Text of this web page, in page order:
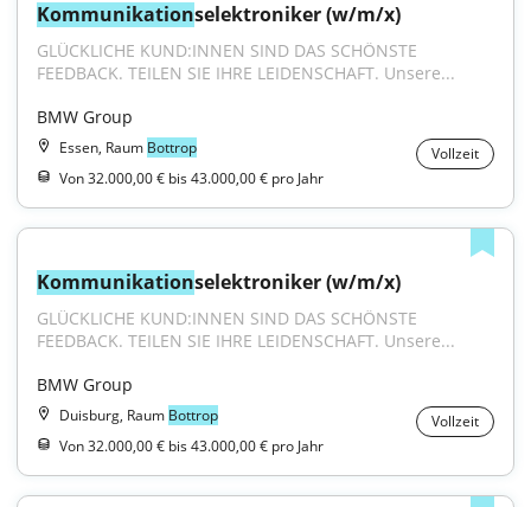
Kommunikationselektroniker (w/m/x)
GLÜCKLICHE KUND:INNEN SIND DAS SCHÖNSTE
FEEDBACK. TEILEN SIE IHRE LEIDENSCHAFT. Unsere...
BMW Group
Essen, Raum Bottrop
Vollzeit
Von 32.000,00 € bis 43.000,00 € pro Jahr
Kommunikationselektroniker (w/m/x)
GLÜCKLICHE KUND:INNEN SIND DAS SCHÖNSTE
FEEDBACK. TEILEN SIE IHRE LEIDENSCHAFT. Unsere...
BMW Group
Duisburg, Raum Bottrop
Vollzeit
Von 32.000,00 € bis 43.000,00 € pro Jahr